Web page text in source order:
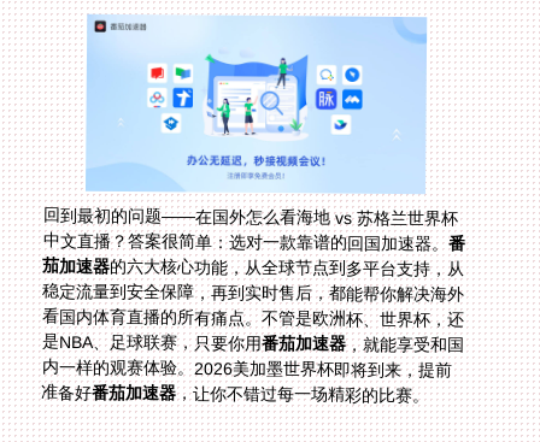
回到最初的问题——在国外怎么看海地 vs 苏格兰世界杯
中文直播？答案很简单：选对一款靠谱的回国加速器。番
茄加速器的六大核心功能，从全球节点到多平台支持，从
稳定流量到安全保障，再到实时售后，都能帮你解决海外
看国内体育直播的所有痛点。不管是欧洲杯、世界杯，还
是NBA、足球联赛，只要你用番茄加速器，就能享受和国
内一样的观赛体验。2026美加墨世界杯即将到来，提前
准备好番茄加速器，让你不错过每一场精彩的比赛。